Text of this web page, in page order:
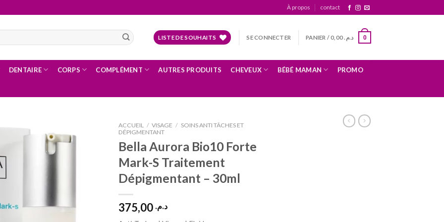
À propos contact
LISTE DE SOUHAITS SE CONNECTER PANIER / د.م. 0
DENTAIRE CORPS COMPLÉMENT AUTRES PRODUITS CHEVEUX BÉBÉ MAMAN PROMO
ACCUEIL / VISAGE / SOINS ANTI TÂCHES ET
DÉPIGMENTANT
Bella Aurora Bio10 Forte
Mark-S Traitement
Dépigmentant – 30ml
د.م.